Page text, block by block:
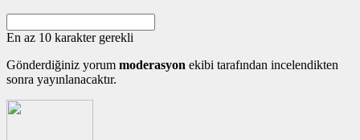
En az 10 karakter gerekli
Gönderdiğiniz yorum moderasyon ekibi tarafından incelendikten
sonra yayınlanacaktır.